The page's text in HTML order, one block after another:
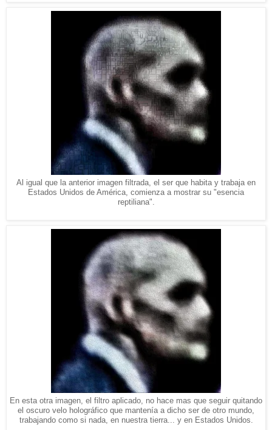
Al igual que la anterior imagen filtrada, el ser que habita y trabaja en
Estados Unidos de América, comienza a mostrar su "esencia
reptiliana".
En esta otra imagen, el filtro aplicado, no hace mas que seguir quitando
el oscuro velo holográfico que mantenía a dicho ser de otro mundo,
trabajando como si nada, en nuestra tierra... y en Estados Unidos.